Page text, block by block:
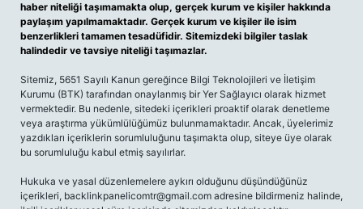
haber niteliği taşımamakta olup, gerçek kurum ve kişiler hakkında
paylaşım yapılmamaktadır. Gerçek kurum ve kişiler ile isim
benzerlikleri tamamen tesadüfidir. Sitemizdeki bilgiler taslak
halindedir ve tavsiye niteliği taşımazlar.
Sitemiz, 5651 Sayılı Kanun gereğince Bilgi Teknolojileri ve İletişim
Kurumu (BTK) tarafından onaylanmış bir Yer Sağlayıcı olarak hizmet
vermektedir. Bu nedenle, sitedeki içerikleri proaktif olarak denetleme
veya araştırma yükümlülüğümüz bulunmamaktadır. Ancak, üyelerimiz
yazdıkları içeriklerin sorumluluğunu taşımakta olup, siteye üye olarak
bu sorumluluğu kabul etmiş sayılırlar.
Hukuka ve yasal düzenlemelere aykırı olduğunu düşündüğünüz
içerikleri, backlinkpanelicomtr@gmail.com adresine bildirmeniz halinde,